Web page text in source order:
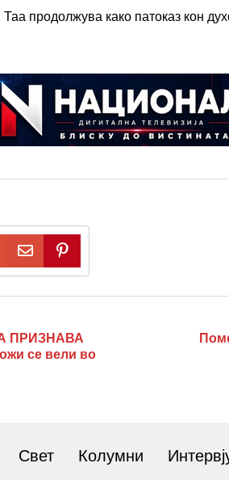
продолжува како патоказ кон
ПРИЗНАВА
се вели во
Свет Колумни